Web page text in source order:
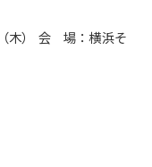
木） 会 場：横浜そ